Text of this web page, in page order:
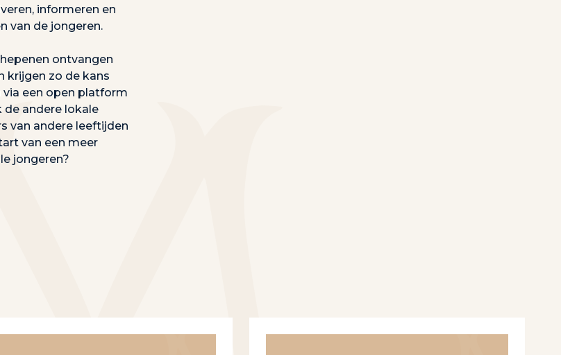
informeren en
van de jongeren.
ontvangen
krijgen zo de kans
een open platform
de andere lokale
van andere leeftijden
van een meer
jongeren?